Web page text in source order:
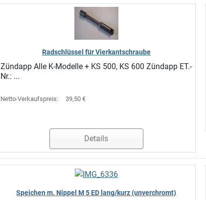
Radschlüssel für Vierkantschraube
Zündapp Alle K-Modelle + KS 500, KS 600 Zündapp ET.-
Nr.: ...
Netto-Verkaufspreis: 39,50 €
Details
Speichen m. Nippel M 5 ED lang/kurz (unverchromt)